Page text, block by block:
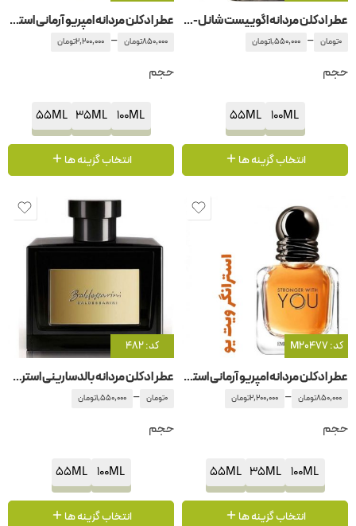
عطر ادکلن مردانه اگوییست شانل-شنل-چنل
0تومان –
1,550,000تومان
حجم
100ML
55ML
انتخاب گزینه ها
عطر ادکلن مردانه امپریو آرمانی استرانگر ویت یو اینتنسلی جیور جیو آرمانی -جورجیو آرمانی
850,000تومان –
2,200,000تومان
حجم
100ML
35ML
55ML
انتخاب گزینه ها
کد: M20477
عطر ادکلن مردانه امپریو آرمانی استرانگر ویت یو جیور جیو آرمانی -جورجیو آرمانی
850,000تومان –
2,200,000تومان
حجم
100ML
35ML
55ML
انتخاب گزینه ها
کد: 482
عطر ادکلن مردانه بالدسارینی استریکتلی پرایوت
0تومان –
1,550,000تومان
حجم
100ML
55ML
انتخاب گزینه ها